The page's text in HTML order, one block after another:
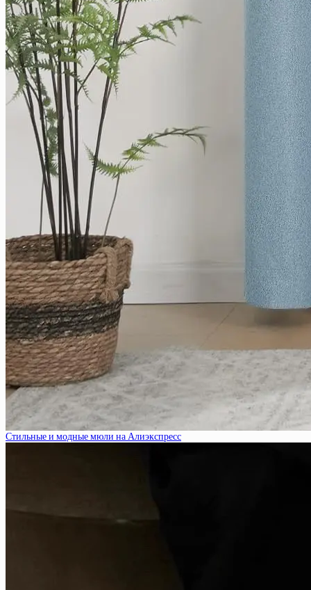
Стильные и модные мюли на Алиэкспресс